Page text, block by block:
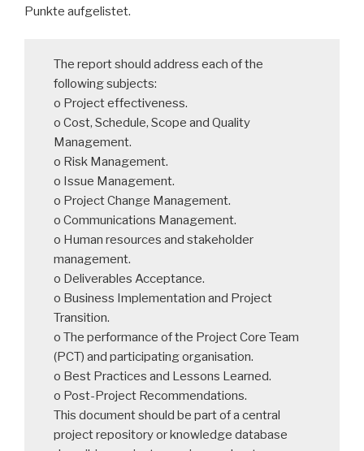
Punkte aufgelistet.
The report should address each of the
following subjects:
o Project effectiveness.
o Cost, Schedule, Scope and Quality
Management.
o Risk Management.
o Issue Management.
o Project Change Management.
o Communications Management.
o Human resources and stakeholder
management.
o Deliverables Acceptance.
o Business Implementation and Project
Transition.
o The performance of the Project Core Team
(PCT) and participating organisation.
o Best Practices and Lessons Learned.
o Post-Project Recommendations.
This document should be part of a central
project repository or knowledge database